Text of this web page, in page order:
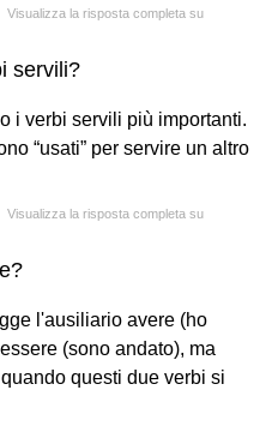
Visualizza la risposta completa su
servili?
i verbi servili più importanti.
“usati” per servire un altro
Visualizza la risposta completa su
l'ausiliario avere (ho
(sono andato), ma
questi due verbi si